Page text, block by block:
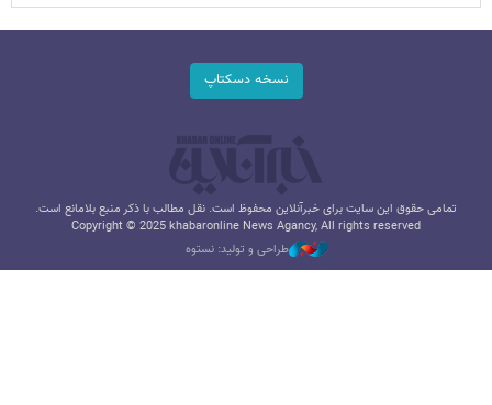
نسخه دسکتاپ
تمامی حقوق این سایت برای خبرآنلاین محفوظ است. نقل مطالب با ذکر منبع بلامانع است.
Copyright © 2025 khabaronline News Agancy, All rights reserved
طراحی و تولید: نستوه